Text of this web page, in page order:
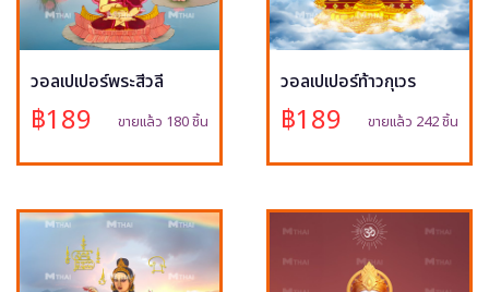
วอลเปเปอร์พระสีวลี
฿189 ขายแล้ว 180 ชิ้น
วอลเปเปอร์ท้าวกุเวร
฿189 ขายแล้ว 242 ชิ้น